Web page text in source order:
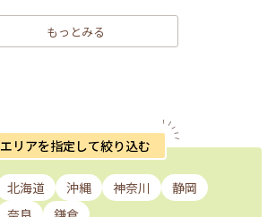
もっとみる
エリアを指定して絞り込む
北海道 沖縄 神奈川
静岡